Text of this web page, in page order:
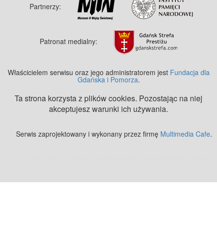
Partnerzy:
Patronat medialny:
Właścicielem serwisu oraz jego administratorem jest Fundacja dla
Gdańska i Pomorza.
Ta strona korzysta z plików cookies. Pozostając na niej
akceptujesz warunki ich używania.
Serwis zaprojektowany i wykonany przez firmę Multimedia Cafe.